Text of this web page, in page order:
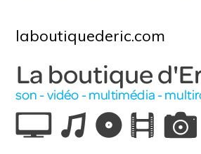
laboutiquederic.com